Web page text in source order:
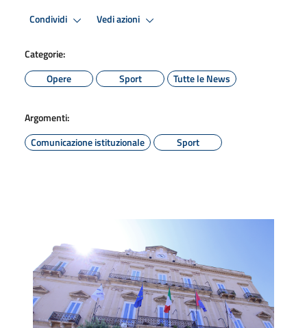
Condividi Vedi azioni
Categorie:
Opere
Sport Tutte le News
Argomenti:
Comunicazione istituzionale
Sport